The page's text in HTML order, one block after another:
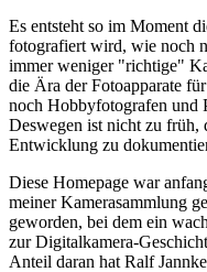
Es entsteht so im Moment
fotografiert wird, wie noch
immer weniger "richtige"
die Ära der Fotoapparate
noch Hobbyfotografen und
Deswegen ist nicht zu
Entwicklung zu
Diese Homepage war
meiner Kamerasammlung
geworden, bei dem ein
zur Digitalkamera-
Anteil daran hat Ralf